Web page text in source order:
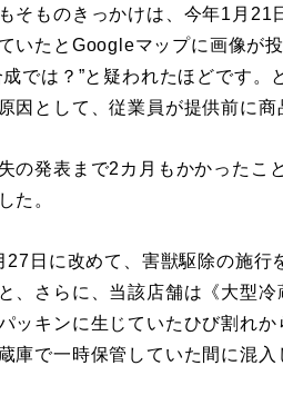
もそものきっかけは、今年1月
いたとGoogleマップに画像が
成では？”と疑われたほどです
因として、従業員が提供前に
の発表まで2カ月もかかったこ
た。
27日に改めて、害獣駆除の施
、さらに、当該店舗は《大型
ッキンに生じていたひび割れ
庫で一時保管していた間に混